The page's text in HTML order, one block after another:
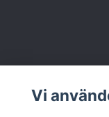
Om oss
Vi